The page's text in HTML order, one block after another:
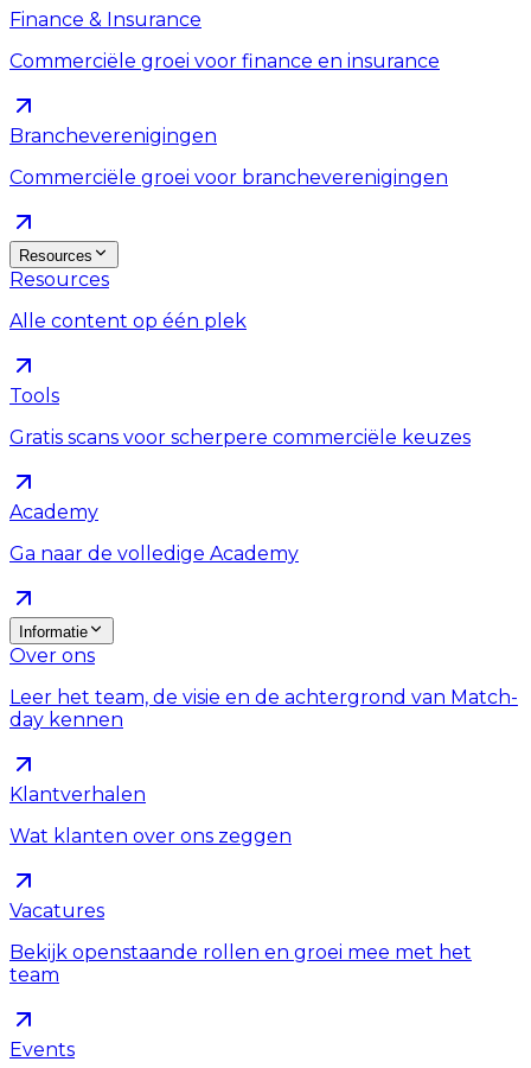
Finance & Insurance
Commerciële groei voor finance en insurance
Brancheverenigingen
Commerciële groei voor brancheverenigingen
Resources
Resources
Alle content op één plek
Tools
Gratis scans voor scherpere commerciële keuzes
Academy
Ga naar de volledige Academy
Informatie
Over ons
Leer het team, de visie en de achtergrond van Match-
day kennen
Klantverhalen
Wat klanten over ons zeggen
Vacatures
Bekijk openstaande rollen en groei mee met het
team
Events